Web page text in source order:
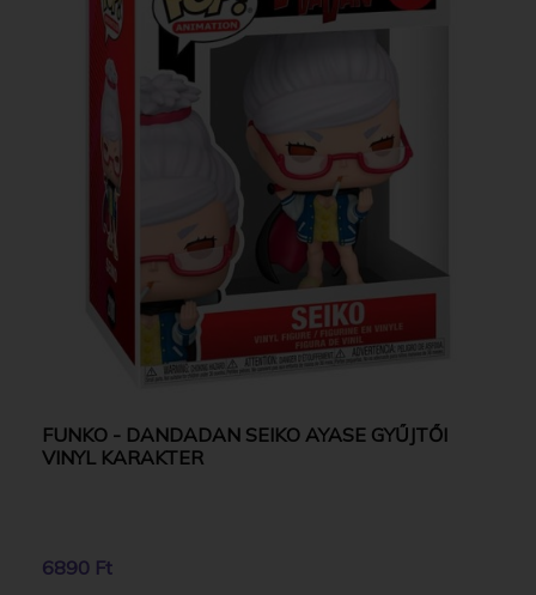
FUNKO - DANDADAN SEIKO AYASE GYŰJTŐI
VINYL KARAKTER
6890 Ft